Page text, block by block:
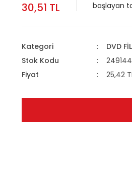
30,51 TL
başlayan
Kategori
DVD
Stok Kodu
Fiyat
25,42